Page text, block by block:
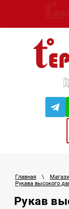
Главная \
Рукава высокого
Рукав